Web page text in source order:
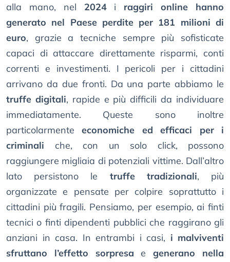
alla mano, nel 2024i raggiri online hanno
generato nel Paese perdite per 181 milioni di
euro, grazie a tecniche sempre più sofisticate
capaci di attaccare direttamente risparmi, conti
correnti e investimenti. I pericoli per i cittadini
arrivano da due fronti. Da una parte abbiamo le
truffe digitali, rapide e più difficili da individuare
immediatamente. Queste sono inoltre
particolarmenteeconomiche ed efficaci per i
criminali che, con un solo click, possono
raggiungere migliaia di potenziali vittime. Dall’altro
lato persistono le truffe tradizionali, più
organizzate e pensate per colpire soprattutto i
cittadini più fragili. Pensiamo, per esempio, ai finti
tecnici o finti dipendenti pubblici che raggirano gli
anziani in casa. In entrambi i casi, i malviventi
sfruttano l’effetto sorpresa egenerano nella